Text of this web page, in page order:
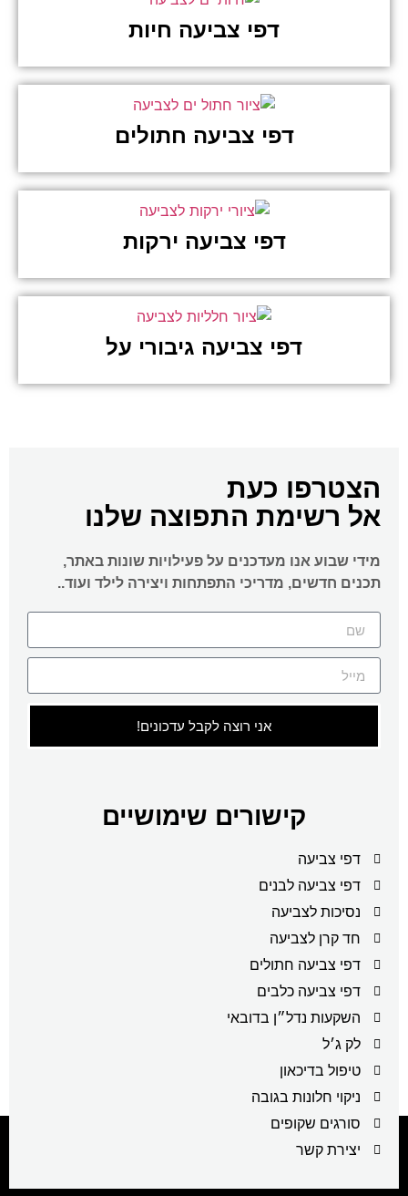
דפי צביעה חיות
דפי צביעה חתולים
דפי צביעה ירקות
דפי צביעה גיבורי על
הצטרפו כעת
אל רשימת התפוצה שלנו
מידי שבוע אנו מעדכנים על פעילויות שונות באתר,
תכנים חדשים, מדריכי התפתחות ויצירה לילד ועוד..
אני רוצה לקבל עדכונים!
קישורים שימושיים
דפי צביעה
דפי צביעה לבנים
נסיכות לצביעה
חד קרן לצביעה
דפי צביעה חתולים
דפי צביעה כלבים
השקעות נדל״ן בדובאי
לק ג׳ל
טיפול בדיכאון
ניקוי חלונות בגובה
סורגים שקופים
יצירת קשר